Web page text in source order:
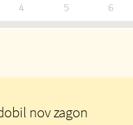
4 5 6
nov zagon